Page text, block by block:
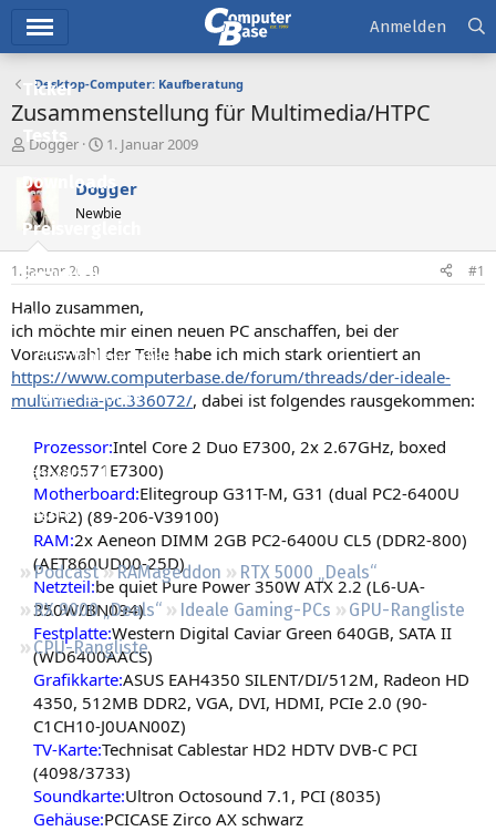
Ticker
Tests
Downloads
Preisvergleich
Forum
Aktuelles
Empfohlene Inhalte
Neue Beiträge
Leserartikel
Regeln
Podcast RAMageddon
RTX 5000 „Deals“
RX 9000 „Deals“
Ideale Gaming-PCs
GPU-Rangliste
CPU-Rangliste
Anmelden
Desktop-Computer: Kaufberatung
Zusammenstellung für Multimedia/HTPC
E
s
t
e
e
r
Dogger
E
s
t
e
t
a
m
1. Januar 2009
Dogger
Newbie
1. Januar 2009 #1
Hallo zusammen,
ich möchte mir einen neuen PC anschaffen, bei der
Vorauswahl der Teile habe ich mich stark orientiert an
https://www.computerbase.de/forum/threads/der-ideale-
multimedia-pc.336072/, dabei ist folgendes rausgekommen:
Prozessor:Intel Core 2 Duo E7300, 2x 2.67GHz, boxed
(BX80571E7300)
Motherboard:Elitegroup G31T-M, G31 (dual PC2-6400U
DDR2) (89-206-V39100)
RAM:2x Aeneon DIMM 2GB PC2-6400U CL5 (DDR2-800)
(AET860UD00-25D)
Netzteil:be quiet Pure Power 350W ATX 2.2 (L6-UA-
350W/BN094)
Festplatte:Western Digital Caviar Green 640GB, SATA II
(WD6400AACS)
Grafikkarte:ASUS EAH4350 SILENT/DI/512M, Radeon HD
4350, 512MB DDR2, VGA, DVI, HDMI, PCIe 2.0 (90-
C1CH10-J0UAN00Z)
TV-Karte:Technisat Cablestar HD2 HDTV DVB-C PCI
(4098/3733)
Soundkarte:Ultron Octosound 7.1, PCI (8035)
Gehäuse:PCICASE Zirco AX schwarz​